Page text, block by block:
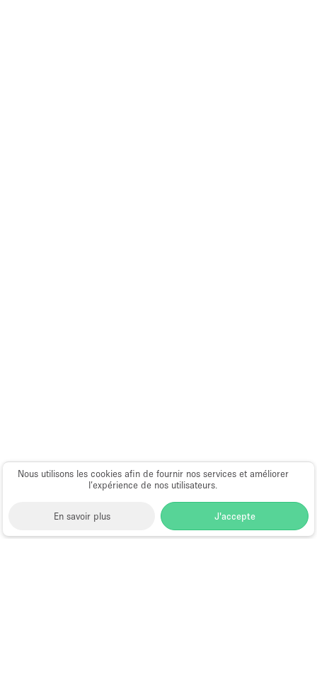
Nous utilisons les cookies afin de fournir nos services et améliorer
l’expérience de nos utilisateurs.
En savoir plus J'accepte